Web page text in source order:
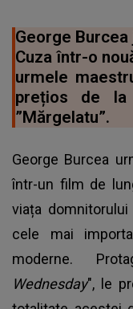
George
Cuza într-o
urmele
prețios de la
”Mărgelatu”.
George Burcea
într-un film de
viața
cele mai
moderne.
Wednesday", le